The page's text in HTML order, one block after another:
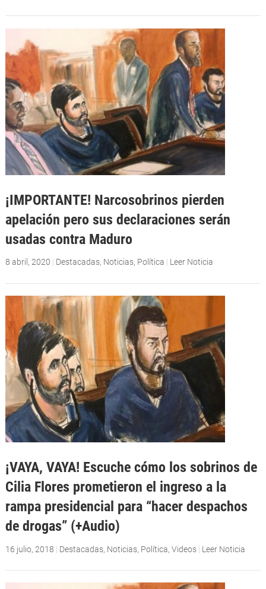
¡IMPORTANTE! Narcosobrinos pierden
apelación pero sus declaraciones serán
usadas contra Maduro
8 abril, 2020 | Destacadas, Noticias, Política | Leer Noticia
¡VAYA, VAYA! Escuche cómo los sobrinos de
Cilia Flores prometieron el ingreso a la
rampa presidencial para “hacer despachos
de drogas” (+Audio)
16 julio, 2018 | Destacadas, Noticias, Política, Videos | Leer Noticia